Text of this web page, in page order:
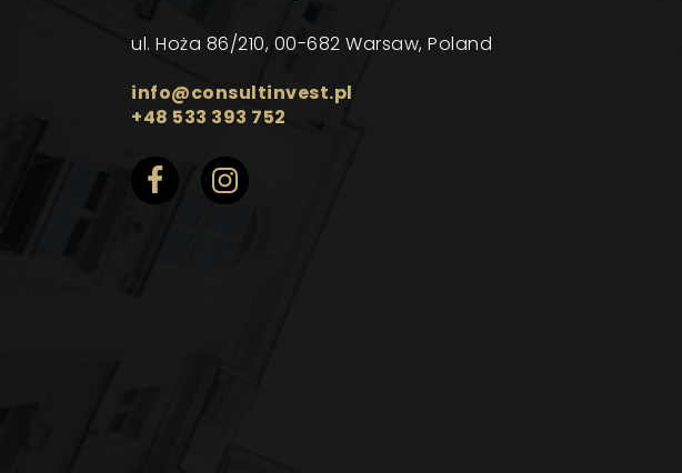
ul. Hoża 86/210, 00-682 Warsaw, Poland
info@consultinvest.pl
+48 533 393 752